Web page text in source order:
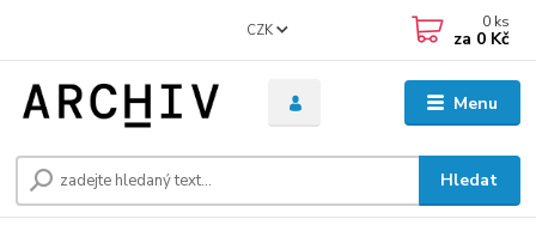
Menu
CZK
Hledat
0 ks
za 0 Kč